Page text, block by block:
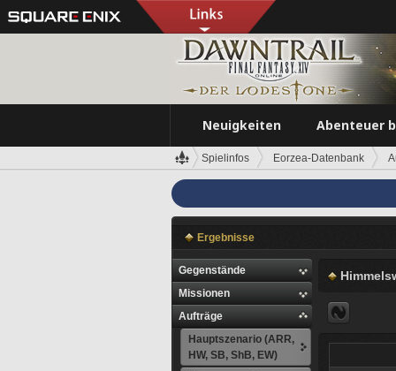
Neuigkeiten Abenteuer
Spielinfos Eorzea-Datenbank
Ergebnisse
Gegenstände
Missionen
Aufträge
Hauptszenario (ARR,
HW, SB, ShB, EW)